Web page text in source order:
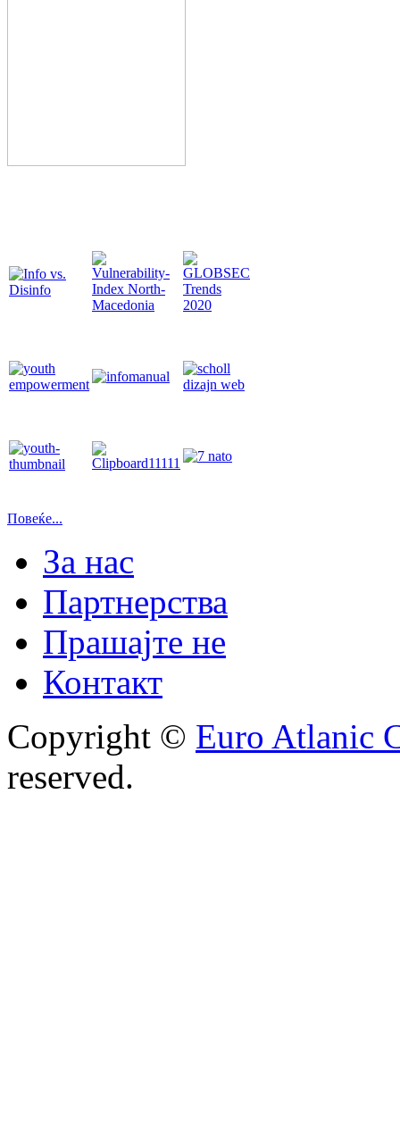
Повеќе...
За нас
Партнерства
Прашајте не
Контакт
Copyright © Euro Atlanic
reserved.